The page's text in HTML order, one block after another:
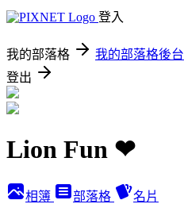
登入
我的部落格 我的部落格後台
登出
Lion Fun ❤
相簿 部落格 名片